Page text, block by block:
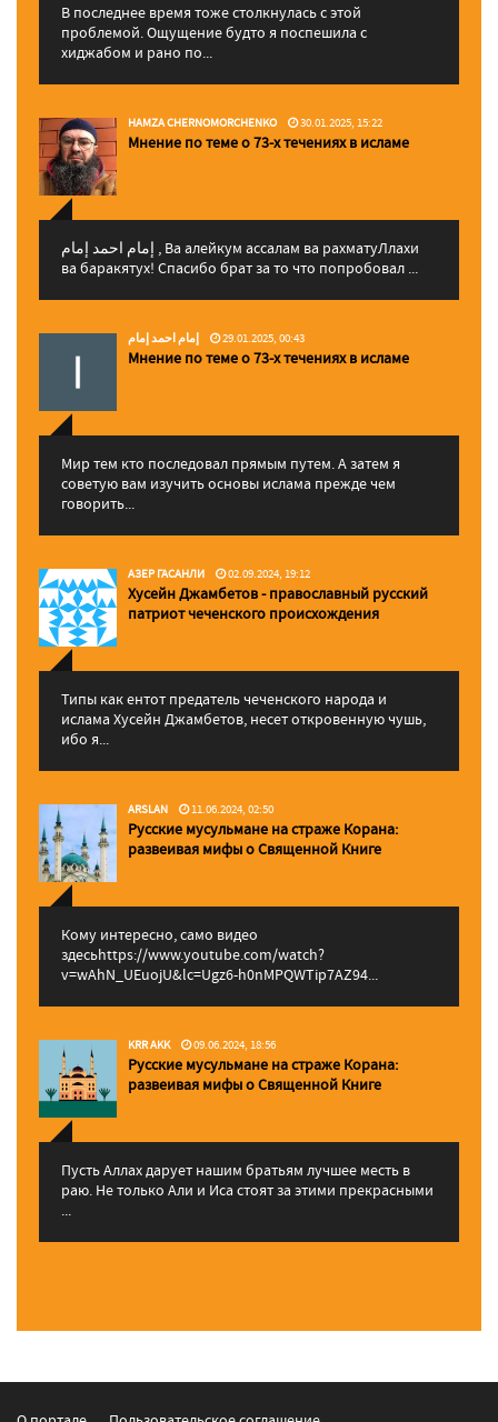
В последнее время тоже столкнулась с этой
проблемой. Ощущение будто я поспешила с
хиджабом и рано по...
HAMZA CHERNOMORCHENKO 30.01.2025, 15:22
Мнение по теме о 73-х течениях в исламе
إمام احمد إمام , Ва алейкум ассалам ва рахматуЛлахи
ва баракятух! Спасибо брат за то что попробовал ...
إمام احمد إمام 29.01.2025, 00:43
Мнение по теме о 73-х течениях в исламе
Мир тем кто последовал прямым путем. А затем я
советую вам изучить основы ислама прежде чем
говорить...
АЗЕР ГАСАНЛИ 02.09.2024, 19:12
Хусейн Джамбетов - православный русский
патриот чеченского происхождения
Типы как ентот предатель чеченского народа и
ислама Хусейн Джамбетов, несет откровенную чушь,
ибо я...
ARSLAN 11.06.2024, 02:50
Русские мусульмане на страже Корана:
pазвеивая мифы о Священной Книге
Кому интересно, само видео
здесьhttps://www.youtube.com/watch?
v=wAhN_UEuojU&lc=Ugz6-h0nMPQWTip7AZ94...
KRR AKK 09.06.2024, 18:56
Русские мусульмане на страже Корана:
pазвеивая мифы о Священной Книге
Пусть Аллах дарует нашим братьям лучшее месть в
раю. Не только Али и Иса стоят за этими прекрасными
...